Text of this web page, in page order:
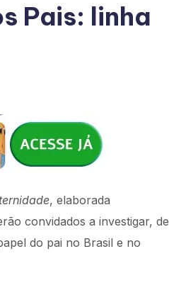
Pais: linha
, elaborada
convidados a investigar, de
do pai no Brasil e no